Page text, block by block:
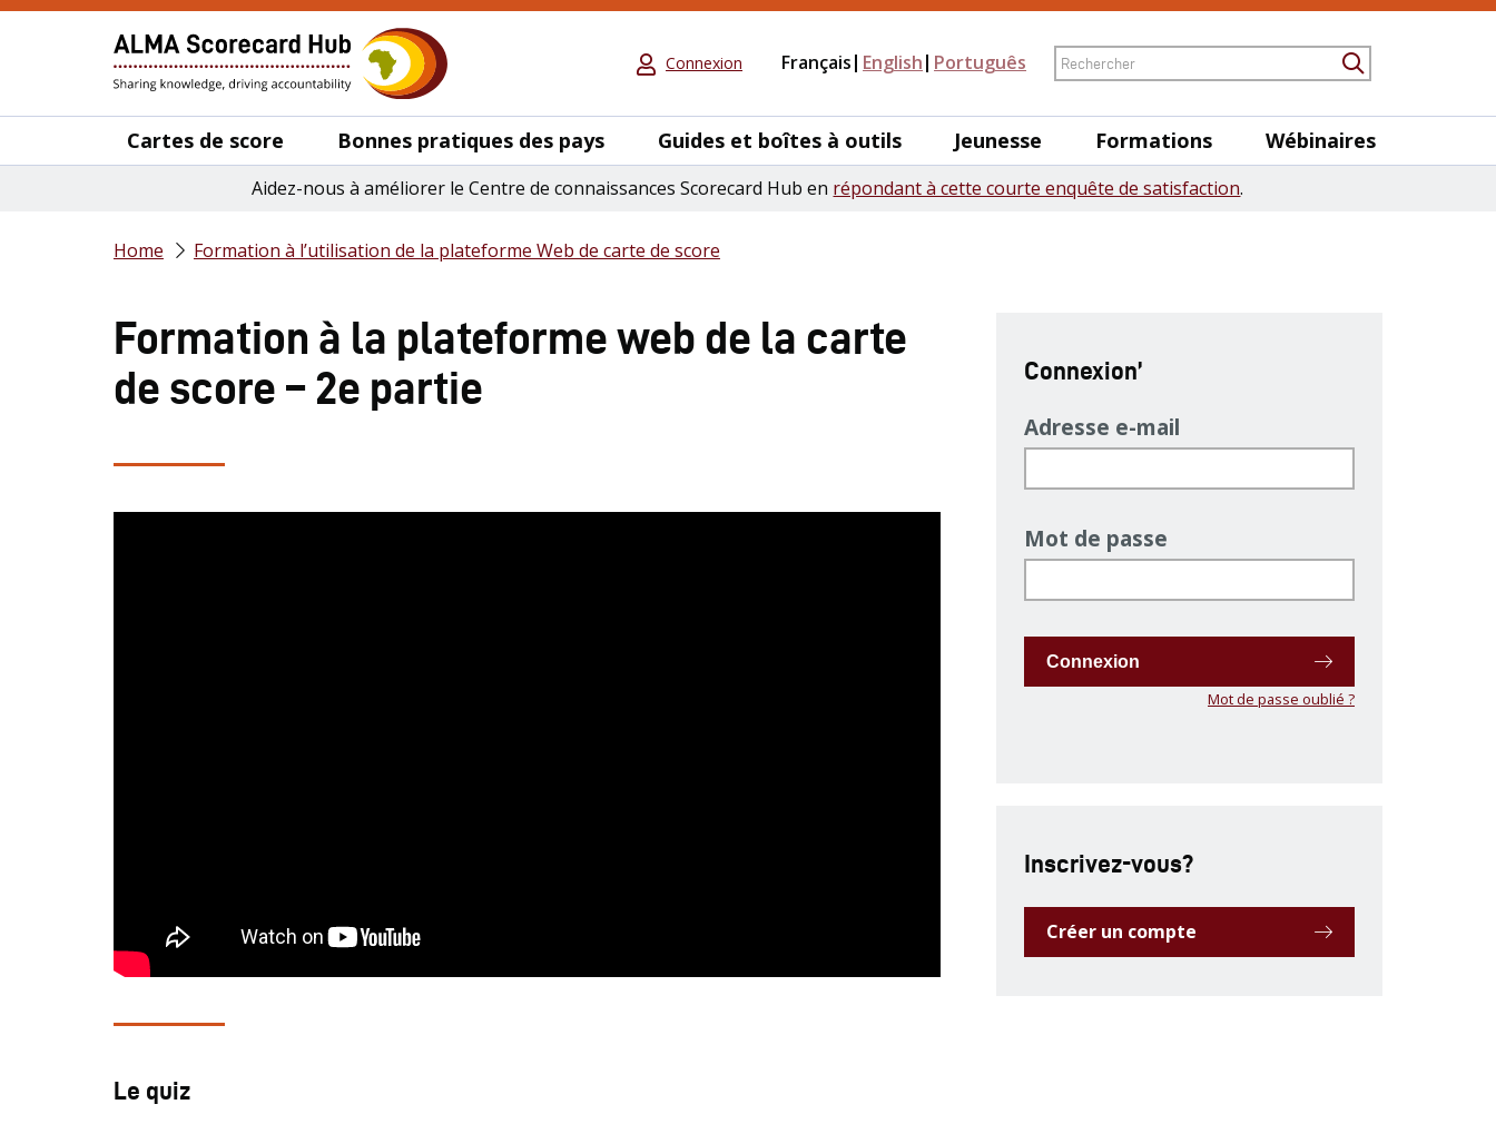
Connexion Français English Português Rechercher
Cartes de score Bonnes pratiques des pays Guides et boîtes à outils Jeunesse Formations Wébinaires
Aidez-nous à améliorer le Centre de connaissances Scorecard Hub en répondant à cette courte enquête de satisfaction.
Home Formation à l’utilisation de la plateforme Web de carte de score
Formation à la plateforme web de la carte
de score – 2e partie
Le quiz
Connexion’
Adresse e-mail
Mot de passe
Connexion
Mot de passe oublié ?
Inscrivez-vous?
Créer un compte